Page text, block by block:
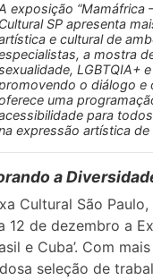
exposição “Mamáfrica
Cultural SP apresenta
e cultural de
a mostra
LGBTQIA+
o diálogo e
uma
para
expressão artística
a
Cultural São
12 de dezembro a
e Cuba’. Com
seleção de